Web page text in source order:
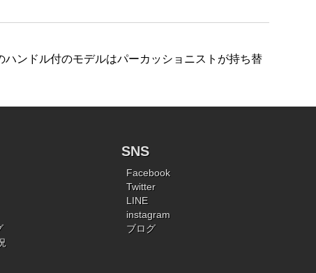
ンドル付のモデルはパーカッショニストが持ち替
SNS
Facebook
Twitter
LINE
instagram
ブログ